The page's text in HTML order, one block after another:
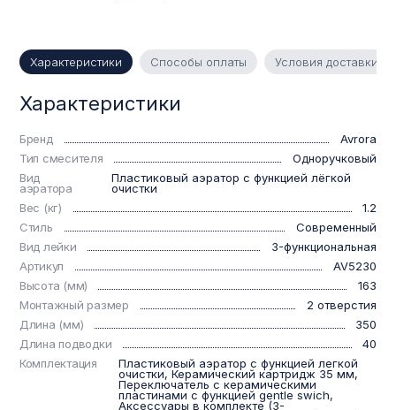
Характеристики Способы оплаты Условия доставки
Характеристики
Бренд
Avrora
Тип смесителя
Одноручковый
Вид
аэратора
Пластиковый аэратор с функцией лёгкой
очистки
Вес (кг)
1.2
Стиль
Современный
Вид лейки
3-функциональная
Артикул
AV5230
Высота (мм)
163
Монтажный размер
2 отверстия
Длина (мм)
350
Длина подводки
40
Комплектация
Пластиковый аэратор с функцией легкой
очистки, Керамический картридж 35 мм,
Переключатель с керамическими
пластинами с функцией gentle swich,
Аксессуары в комплекте (3-